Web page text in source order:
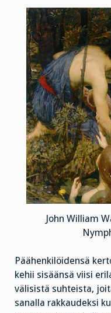
John William
Päähenkilöidensä
kehii sisäänsä viisi
välisistä suhteista,
sanalla rakkaudeksi